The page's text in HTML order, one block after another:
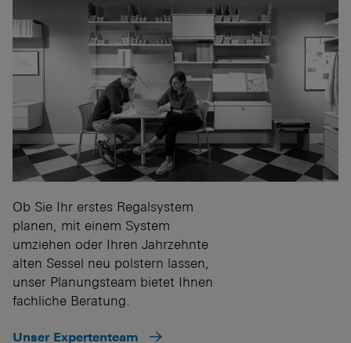
Ob Sie Ihr erstes Regalsystem
planen, mit einem System
umziehen oder Ihren Jahrzehnte
alten Sessel neu polstern lassen,
unser Planungsteam bietet Ihnen
fachliche Beratung.
Unser Expertenteam